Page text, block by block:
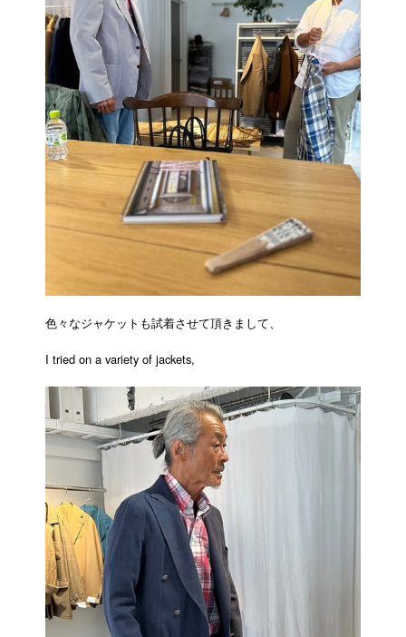
色々なジャケットも試着させて頂きまして、
I tried on a variety of jackets,